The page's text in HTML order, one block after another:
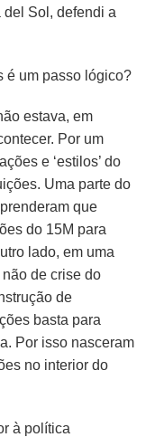
Sol, defendi a
é um passo lógico?
estava, em
Por um
e ‘estilos’ do
Uma parte do
que
do 15M para
lado, em uma
de crise do
de
basta para
Por isso nasceram
no interior do
à política